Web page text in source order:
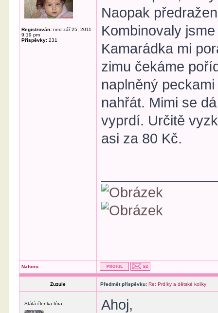
Registrován: ned zář 25, 2011
9:19 pm
Příspěvky: 231
Naopak
Kombinovaly
Kamarádka mi
zimu čekáme
naplněný
nahřát. Mimi se
vyprdí. Určitě
asi za 80 Kč.
Nahoru
Zuzule Předmět příspěvku: Re: Prdíky a dětské koliky
Stálá členka fóra
Ahoj,